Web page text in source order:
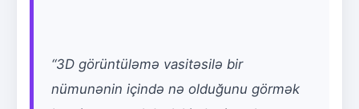
“3D görüntüləmə vasitəsilə bir
nümunənin içində nə olduğunu görmək